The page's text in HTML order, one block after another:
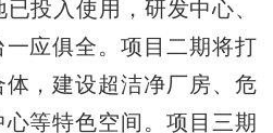
投入使用，研发中心、
应俱全。项目二期将打
，建设超洁净厂房、危
等特色空间。项目三期